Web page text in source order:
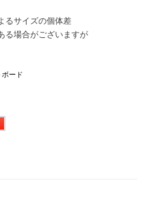
るサイズの個体差
る場合がございますが
ード